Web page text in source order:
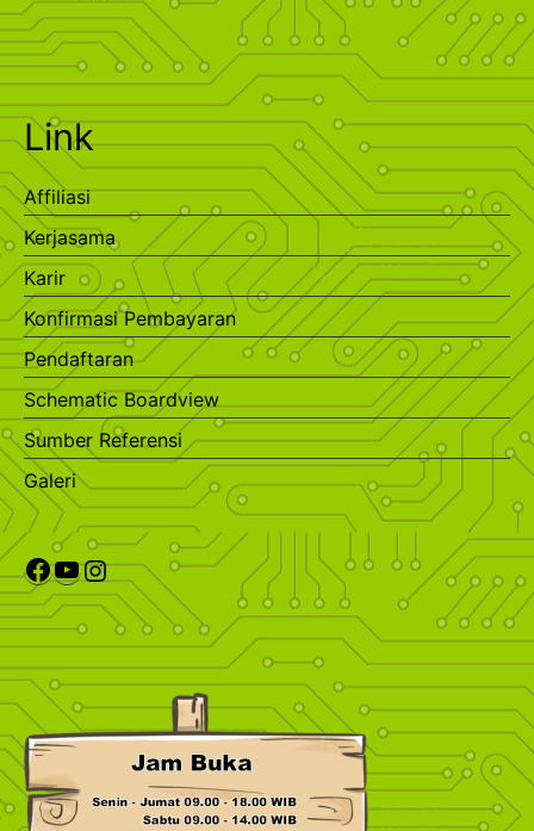
Link
Affiliasi
Kerjasama
Karir
Konfirmasi Pembayaran
Pendaftaran
Schematic Boardview
Sumber Referensi
Galeri